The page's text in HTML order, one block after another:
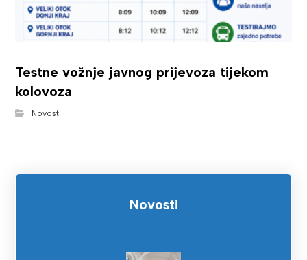
Testne vožnje javnog prijevoza tijekom
kolovoza
Novosti
Novosti